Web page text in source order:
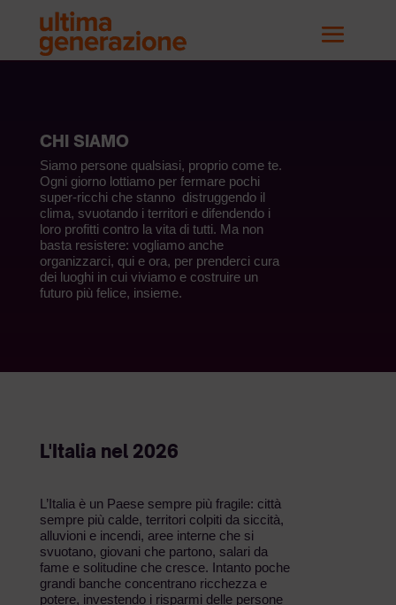
CHI SIAMO
Siamo persone qualsiasi, proprio come te.
Ogni giorno lottiamo per fermare pochi
super-ricchi che stanno distruggendo il
clima, svuotando i territori e difendendo i
loro profitti contro la vita di tutti. Ma non
basta resistere: vogliamo anche
organizzarci, qui e ora, per prenderci cura
dei luoghi in cui viviamo e costruire un
futuro più felice, insieme.
L'Italia nel 2026
L’Italia è un Paese sempre più fragile: città
sempre più calde, territori colpiti da siccità,
alluvioni e incendi, aree interne che si
svuotano, giovani che partono, salari da
fame e solitudine che cresce. Intanto poche
grandi banche concentrano ricchezza e
potere, investendo i risparmi delle persone